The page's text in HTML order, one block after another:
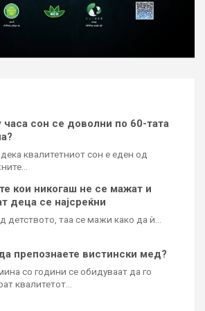
часа сон се доволни по 60-тата
квалитетниот сон е еден од
кои никогаш не се мажат и
деца се најсреќни
детството, таа се мажи како да ѝ…
препознаете вистински мед?
со години се обидуваат да го
квалитетот…